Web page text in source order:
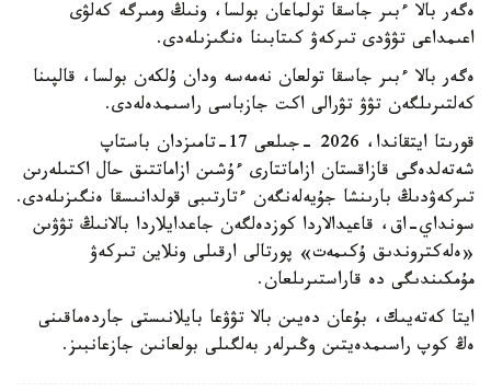
ەگەر بالا ءبىر جاسقا تولماعان بولسا، ونىڭ ومىرگە كەلۋى
اعىمداعى تۋۋدى تىركەۋ كىتابىنا ەنگىزىلەدى.
ەگەر بالا ءبىر جاسقا تولعان نەمەسە ودان ۇلكەن بولسا، قالپىنا
كەلتىرىلگەن تۋۋ تۋرالى اكت جازباسى راسىمدەلەدى.
قورىتا ايتقاندا، 2026 -جىلعى 17-تامىزدان باستاپ
شەتەلدەگى قازاقستان ازاماتتارى ءۇشىن ازاماتتىق حال اكتىلەرىن
تىركەۋدىڭ بارىنشا جۇيەلەنگەن ءتارتىبى قولدانىسقا ەنگىزىلەدى.
سونداي-اق، قاعيدالاردا كوزدەلگەن جاعدايلاردا بالانىڭ تۋۋىن
«ەلەكتروندىق ۇكىمەت» پورتالى ارقىلى ونلاين تىركەۋ
مۇمكىندىگى دە قاراستىرىلعان.
ايتا كەتەيىك، بۇعان دەيىن بالا تۋۋعا بايلانىستى جاردەماقىنى
ەڭ كوپ راسىمدەيتىن وڭىرلەر بەلگىلى بولعانىن جازعانبىز.